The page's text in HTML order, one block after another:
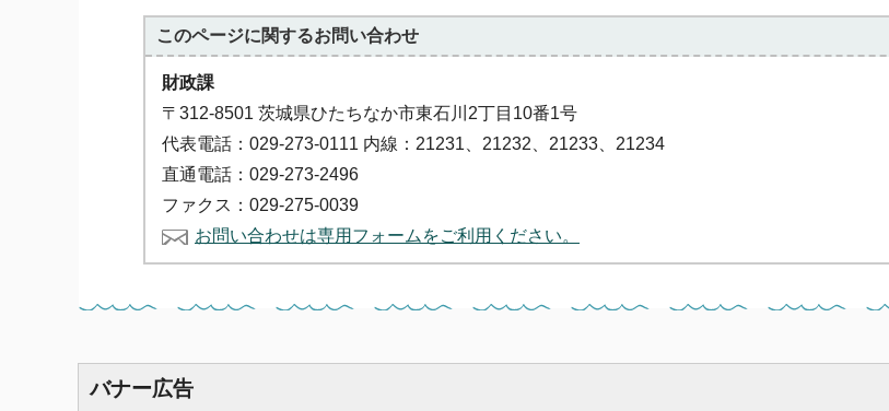
このページに関するお問い合わせ
財政課
〒312-8501 茨城県ひたちなか市東石川2丁目10番1号
代表電話：029-273-0111 内線：21231、21232、21233、21234
直通電話：029-273-2496
ファクス：029-275-0039
お問い合わせは専用フォームをご利用ください。
バナー広告